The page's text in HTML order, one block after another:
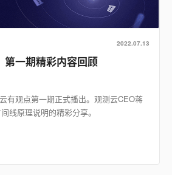
2022.07.13
第一期精彩内容回顾
有观点第一期正式播出。观测云CEO蒋
线原理说明的精彩分享。